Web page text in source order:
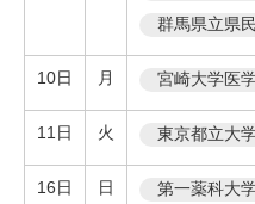
群馬県立県
10日 月 宮崎大学医
11日 火 東京都立大
16日 日 第一薬科大